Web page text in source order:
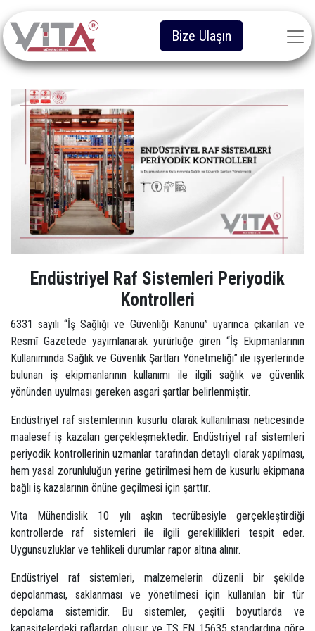
Bize Ulaşın
Endüstriyel Raf Sistemleri Periyodik
Kontrolleri
6331 sayılı “İş Sağlığı ve Güvenliği Kanunu” uyarınca çıkarılan ve
Resmî Gazetede yayımlanarak yürürlüğe giren “İş Ekipmanlarının
Kullanımında Sağlık ve Güvenlik Şartları Yönetmeliği” ile işyerlerinde
bulunan iş ekipmanlarının kullanımı ile ilgili sağlık ve güvenlik
yönünden uyulması gereken asgari şartlar belirlenmiştir.
Endüstriyel raf sistemlerinin kusurlu olarak kullanılması neticesinde
maalesef iş kazaları gerçekleşmektedir. Endüstriyel raf sistemleri
periyodik kontrollerinin uzmanlar tarafından detaylı olarak yapılması,
hem yasal zorunluluğun yerine getirilmesi hem de kusurlu ekipmana
bağlı iş kazalarının önüne geçilmesi için şarttır.
Vita Mühendislik 10 yılı aşkın tecrübesiyle gerçekleştirdiği
kontrollerde raf sistemleri ile ilgili gereklilikleri tespit eder.
Uygunsuzluklar ve tehlikeli durumlar rapor altına alınır.
Endüstriyel raf sistemleri, malzemelerin düzenli bir şekilde
depolanması, saklanması ve yönetilmesi için kullanılan bir tür
depolama sistemidir. Bu sistemler, çeşitli boyutlarda ve